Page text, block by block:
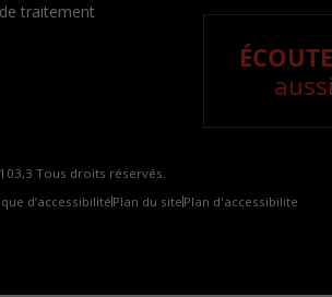
traitement
Tous droits réservés.
d’accessibilité Plan du site Plan d'accessibilite